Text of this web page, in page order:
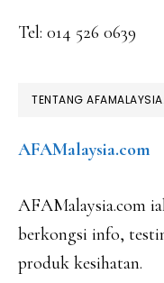
Tel: 014 526 0639
TENTANG
AFAMalaysia.com
AFAMalaysia.com
berkongsi info,
produk kesihatan.